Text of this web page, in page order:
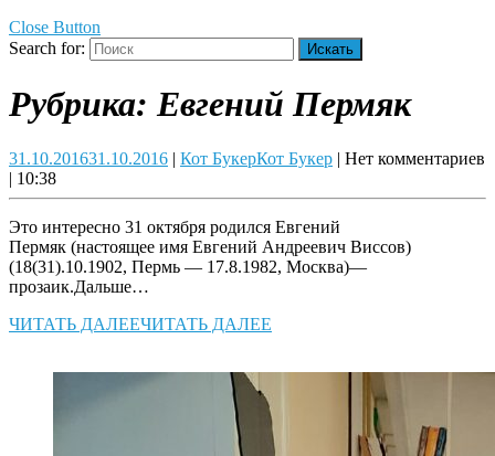
Close Button
Search for:
Рубрика:Евгений Пермяк
31.10.201631.10.2016 | Кот БукерКот Букер | Нет комментариев
| 10:38
Это интересно 31 октября родился Евгений
Пермяк (настоящее имя Евгений Андреевич Виссов)
(18(31).10.1902, Пермь — 17.8.1982, Москва)—
прозаик.Дальше…
ЧИТАТЬ ДАЛЕЕЧИТАТЬ ДАЛЕЕ